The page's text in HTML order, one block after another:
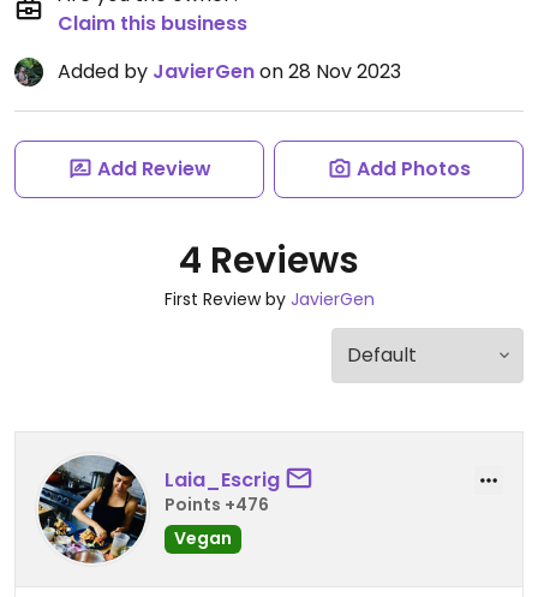
Claim this business
Added by JavierGenon 28 Nov 2023
Add Review Add Photos
4 Reviews
First Review by JavierGen
Laia_Escrig
Points +476
Vegan